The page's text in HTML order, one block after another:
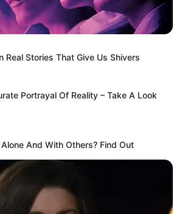
Real Stories That Give Us Shivers
Portrayal Of Reality – Take A Look
And With Others? Find Out